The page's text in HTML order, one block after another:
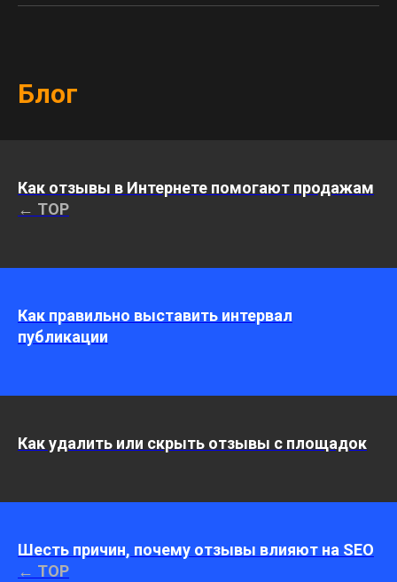
Блог
Как отзывы в Интернете помогают продажам
← TOP
Как правильно выставить интервал
публикации
Как удалить или скрыть отзывы с площадок
Шесть причин, почему отзывы влияют на SEO
← TOP